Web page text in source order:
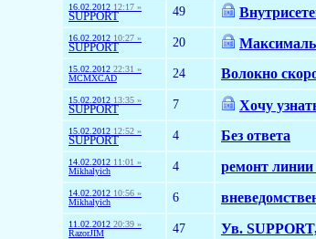
16.02.2012 12:17 »
SUPPORT 49
16.02.2012 10:27 »
SUPPORT 20
15.02.2012 22:31 »
MCMXCAD
24 Волокно
15.02.2012 13:35 »
SUPPORT 7 Хочу
15.02.2012 12:52 »
SUPPORT 4 Без ответа
14.02.2012 11:01 »
Mikhalyich
4 ремонт линии
14.02.2012 10:56 »
Mikhalyich
6
11.02.2012 20:39 »
RazorJIM
47 Ув.